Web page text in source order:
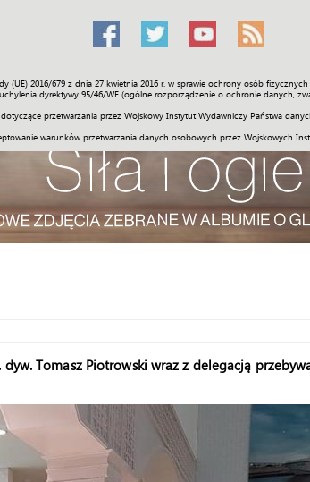
(UE) 2016/679 z dnia 27 kwietnia 2016 r. w sprawie ochrony osób
dyrektywy 95/46/WE (ogólne rozporządzenie o ochronie danych,
przetwarzania przez Wojskowy Instytut Wydawniczy Państwa
warunków przetwarzania danych osobowych przez Wojskowych
Społeczność Sport Historia Galerie
Tomasz Piotrowski wraz z delegacją